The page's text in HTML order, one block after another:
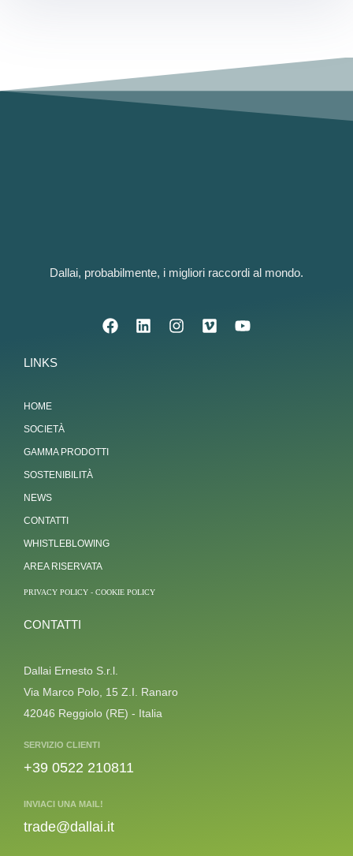
Dallai, probabilmente, i migliori raccordi al mondo.
LINKS
HOME
SOCIETÀ
GAMMA PRODOTTI
SOSTENIBILITÀ
NEWS
CONTATTI
WHISTLEBLOWING
AREA RISERVATA
PRIVACY POLICY - COOKIE POLICY
CONTATTI
Dallai Ernesto S.r.l.
Via Marco Polo, 15 Z.I. Ranaro
42046 Reggiolo (RE) - Italia
SERVIZIO CLIENTI
+39 0522 210811
INVIACI UNA MAIL!
trade@dallai.it